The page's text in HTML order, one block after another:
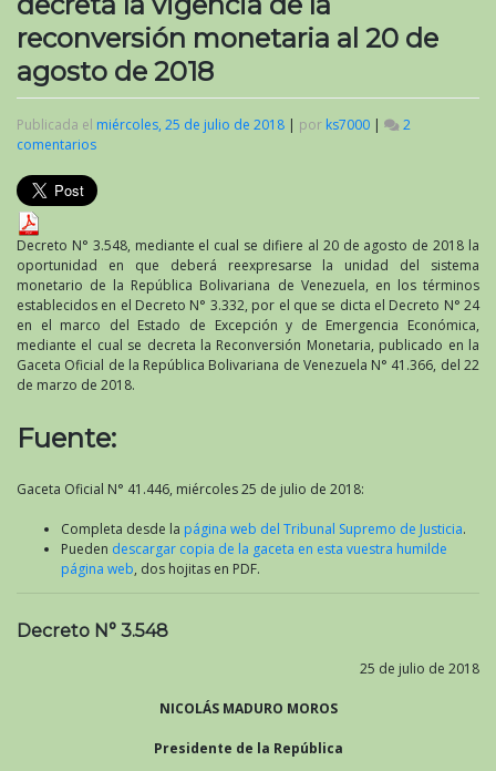
reconversión monetaria al 20 de
agosto de 2018
Publicada el miércoles, 25 de julio de 2018 | por ks7000 |
2
comentarios
N°
el
marco
del
Estado
de
Excepción
y
de
Decreto
3.548,
el
cual
se
vigencia
de
monetaria
Decreto N° 3.548, mediante el cual se difiere al 20 de agosto de 2018 la
oportunidad en que deberá reexpresarse la unidad del sistema
monetario de la República Bolivariana de Venezuela, en los términos
establecidos en el Decreto N° 3.332, por el que se dicta el Decreto N° 24
en el marco del Estado de Excepción y de Emergencia Económica,
mediante el cual se decreta la Reconversión Monetaria, publicado en la
Gaceta Oficial de la República Bolivariana de Venezuela N° 41.366, del 22
de marzo de 2018.
Fuente:
Gaceta Oficial N° 41.446, miércoles 25 de julio de 2018:
Completa desde la página web del Tribunal Supremo de Justicia.
Pueden descargar copia de la gaceta en esta vuestra humilde
página web, dos hojitas en PDF.
Decreto N° 3.548
25 de julio de 2018
NICOLÁS MADURO MOROS
Presidente de la República